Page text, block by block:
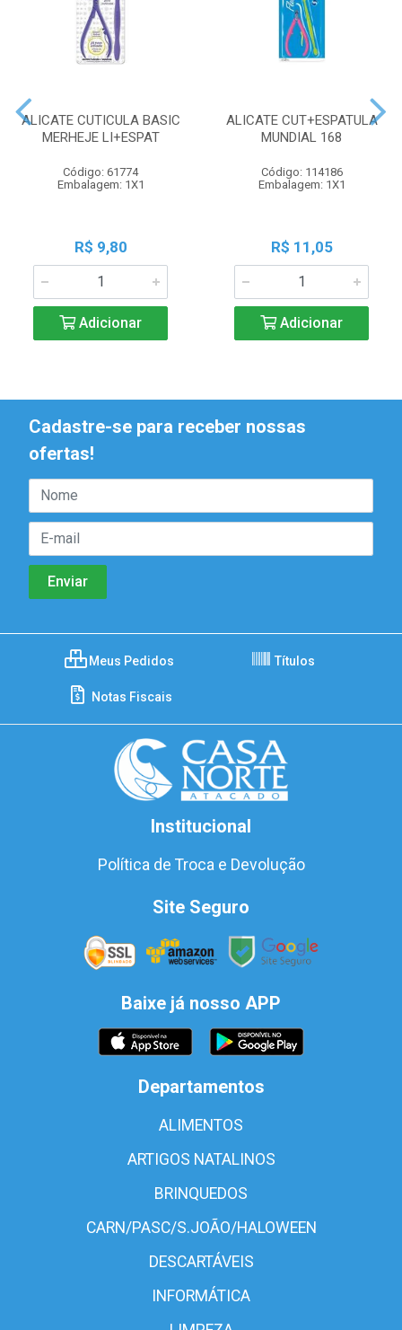
ALICATE CUTICULA BASIC
MERHEJE LI+ESPAT
Código: 61774
Embalagem: 1X1
R$ 9,80
Adicionar
ALICATE CUT+ESPATULA
MUNDIAL 168
Código: 114186
Embalagem: 1X1
R$ 11,05
Adicionar
Cadastre-se para receber nossas
ofertas!
Meus Pedidos Títulos
Notas Fiscais
Institucional
Política de Troca e Devolução
Site Seguro
Baixe já nosso APP
Departamentos
ALIMENTOS
ARTIGOS NATALINOS
BRINQUEDOS
CARN/PASC/S.JOÃO/HALOWEEN
DESCARTÁVEIS
INFORMÁTICA